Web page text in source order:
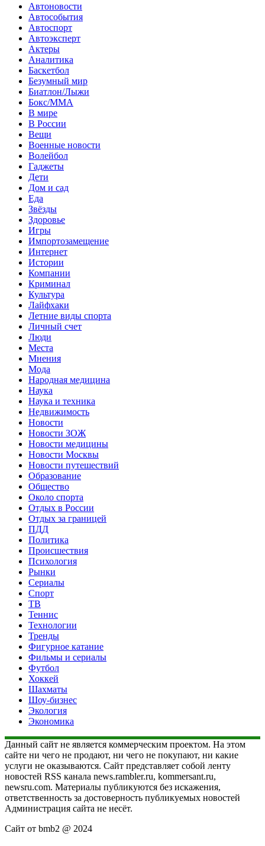
Автоновости
Автособытия
Автоспорт
Автоэксперт
Актеры
Аналитика
Баскетбол
Безумный мир
Биатлон/Лыжи
Бокс/MMA
В мире
В России
Вещи
Военные новости
Волейбол
Гаджеты
Дети
Дом и сад
Еда
Звёзды
Здоровье
Игры
Импортозамещение
Интернет
Истории
Компании
Криминал
Культура
Лайфхаки
Летние виды спорта
Личный счет
Люди
Места
Мнения
Мода
Народная медицина
Наука
Наука и техника
Недвижимость
Новости
Новости ЗОЖ
Новости медицины
Новости Москвы
Новости путешествий
Образование
Общество
Около спорта
Отдых в России
Отдых за границей
ПДД
Политика
Происшествия
Психология
Рынки
Сериалы
Спорт
ТВ
Теннис
Технологии
Тренды
Фигурное катание
Фильмы и сериалы
Футбол
Хоккей
Шахматы
Шоу-бизнес
Экология
Экономика
Данный сайт не является коммерческим проектом. На этом
сайте ни чего не продают, ни чего не покупают, ни какие
услуги не оказываются. Сайт представляет собой ленту
новостей RSS канала news.rambler.ru, kommersant.ru,
newsru.com. Материалы публикуются без искажения,
ответственность за достоверность публикуемых новостей
Администрация сайта не несёт.
Сайт от bmb2 @ 2024